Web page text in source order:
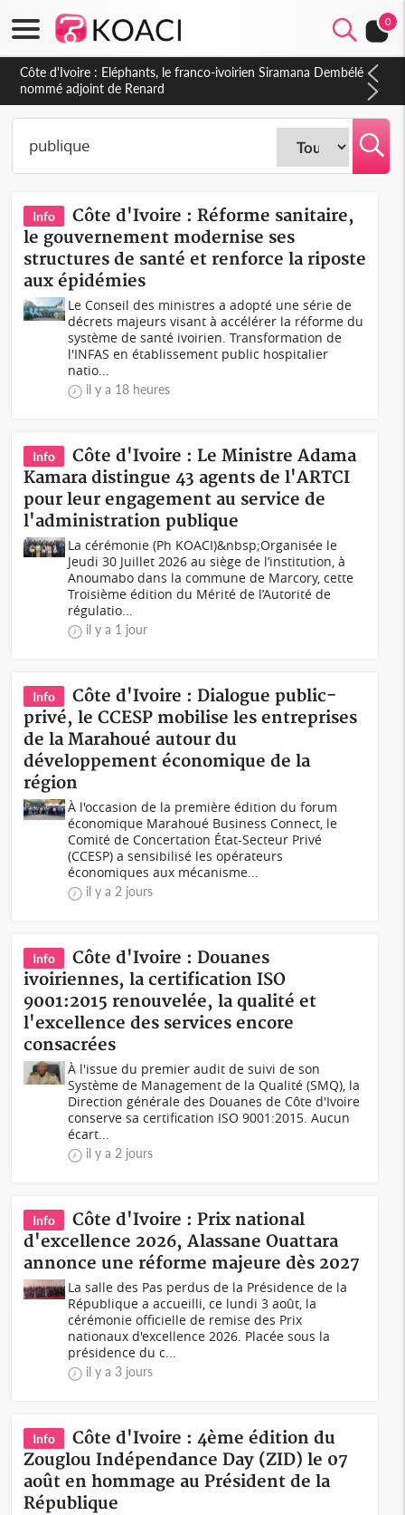
0
Cameroun : 5 combattants séparatistes neutralisés, le Mindef
dément les rumeurs d'exactions des civils
Info
Côte d'Ivoire : Réforme sanitaire,
le gouvernement modernise ses
structures de santé et renforce la riposte
aux épidémies
Le Conseil des ministres a adopté une série de
décrets majeurs visant à accélérer la réforme du
système de santé ivoirien. Transformation de
l'INFAS en établissement public hospitalier
natio...
il y a 18 heures
Info
Côte d'Ivoire : Le Ministre Adama
Kamara distingue 43 agents de l'ARTCI
pour leur engagement au service de
l'administration publique
La cérémonie (Ph KOACI)&nbsp;Organisée le
Jeudi 30 Juillet 2026 au siège de l’institution, à
Anoumabo dans la commune de Marcory, cette
Troisième édition du Mérité de l’Autorité de
régulatio...
il y a 1 jour
Info
Côte d'Ivoire : Dialogue public-
privé, le CCESP mobilise les entreprises
de la Marahoué autour du
développement économique de la
région
À l'occasion de la première édition du forum
économique Marahoué Business Connect, le
Comité de Concertation État-Secteur Privé
(CCESP) a sensibilisé les opérateurs
économiques aux mécanisme...
il y a 2 jours
Info
Côte d'Ivoire : Douanes
ivoiriennes, la certification ISO
9001:2015 renouvelée, la qualité et
l'excellence des services encore
consacrées
À l'issue du premier audit de suivi de son
Système de Management de la Qualité (SMQ), la
Direction générale des Douanes de Côte d'Ivoire
conserve sa certification ISO 9001:2015. Aucun
écart...
il y a 2 jours
Info
Côte d'Ivoire : Prix national
d'excellence 2026, Alassane Ouattara
annonce une réforme majeure dès 2027
La salle des Pas perdus de la Présidence de la
République a accueilli, ce lundi 3 août, la
cérémonie officielle de remise des Prix
nationaux d'excellence 2026. Placée sous la
présidence du c...
il y a 3 jours
Info
Côte d'Ivoire : 4ème édition du
Zouglou Indépendance Day (ZID) le 07
août en hommage au Président de la
République